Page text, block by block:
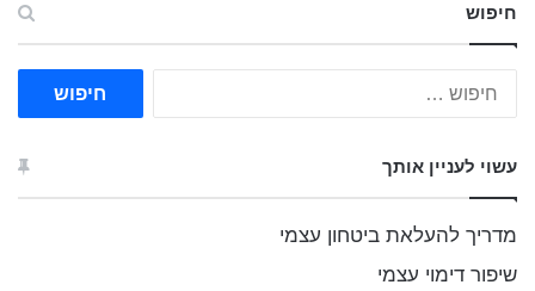
חיפוש
:
עשוי לעניין אותך
מדריך להעלאת ביטחון עצמי
שיפור דימוי עצמי